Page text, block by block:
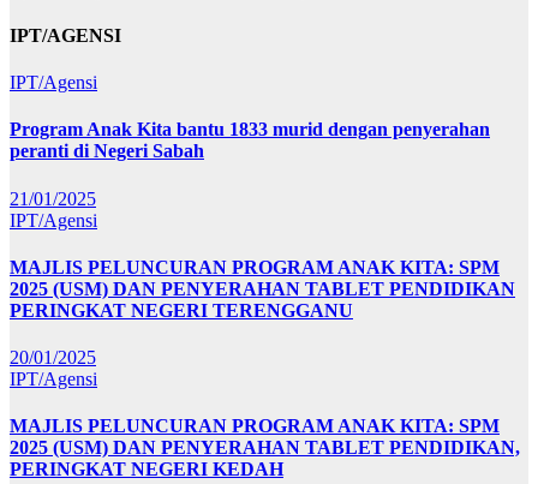
IPT/AGENSI
IPT/Agensi
Program Anak Kita bantu 1833 murid dengan penyerahan
peranti di Negeri Sabah
21/01/2025
IPT/Agensi
MAJLIS PELUNCURAN PROGRAM ANAK KITA: SPM
2025 (USM) DAN PENYERAHAN TABLET PENDIDIKAN
PERINGKAT NEGERI TERENGGANU
20/01/2025
IPT/Agensi
MAJLIS PELUNCURAN PROGRAM ANAK KITA: SPM
2025 (USM) DAN PENYERAHAN TABLET PENDIDIKAN,
PERINGKAT NEGERI KEDAH